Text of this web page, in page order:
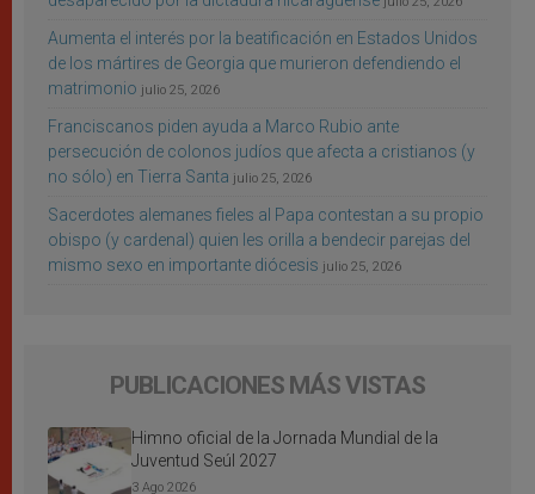
Aumenta el interés por la beatificación en Estados Unidos
de los mártires de Georgia que murieron defendiendo el
matrimonio julio 25, 2026
Franciscanos piden ayuda a Marco Rubio ante
persecución de colonos judíos que afecta a cristianos (y
no sólo) en Tierra Santa julio 25, 2026
Sacerdotes alemanes fieles al Papa contestan a su propio
obispo (y cardenal) quien les orilla a bendecir parejas del
mismo sexo en importante diócesis julio 25, 2026
PUBLICACIONES MÁS VISTAS
Himno oficial de la Jornada Mundial de la
Juventud Seúl 2027
3 Ago 2026